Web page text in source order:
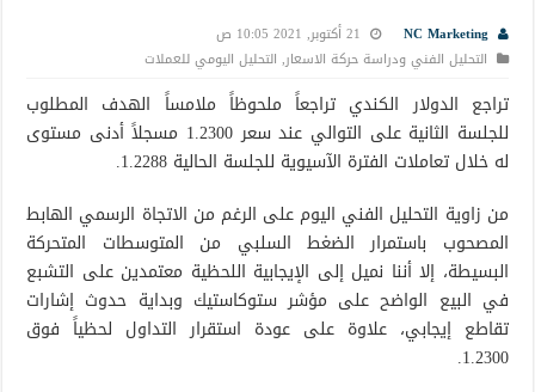
NC Marketing
21 أكتوبر, 2021 10:05 ص
التحليل الفني ودراسة حركة الاسعار, التحليل اليومي للعملات
تراجع الدولار الكندي تراجعاً ملحوظاً ملامساً الهدف المطلوب
للجلسة الثانية على التوالي عند سعر 1.2300 مسجلاً أدنى مستوى
له خلال تعاملات الفترة الآسيوية للجلسة الحالية 1.2288.
من زاوية التحليل الفني اليوم على الرغم من الاتجاة الرسمي الهابط
المصحوب باستمرار الضغط السلبي من المتوسطات المتحركة
البسيطة، إلا أننا نميل إلى الإيجابية اللحظية معتمدين على التشبع
في البيع الواضح على مؤشر ستوكاستيك وبداية حدوث إشارات
تقاطع إيجابي، علاوة على عودة استقرار التداول لحظياً فوق
1.2300.